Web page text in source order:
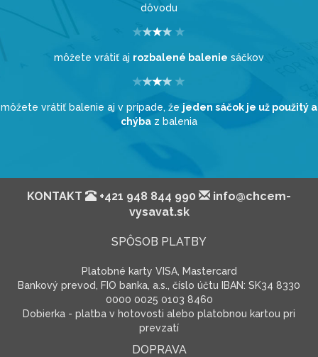
dôvodu
môžete vrátiť aj rozbalené balenie sáčkov
môžete vrátiť balenie aj v prípade, že jeden sáčok je už použitý a
chýba z balenia
KONTAKT +421 948 844 990
info@chcem-
vysavat.sk
SPÔSOB PLATBY
Platobné karty VISA, Mastercard
Bankový prevod, FIO banka, a.s., číslo účtu IBAN: SK34 8330
0000 0025 0103 8460
Dobierka - platba v hotovosti alebo platobnou kartou pri
prevzatí
DOPRAVA